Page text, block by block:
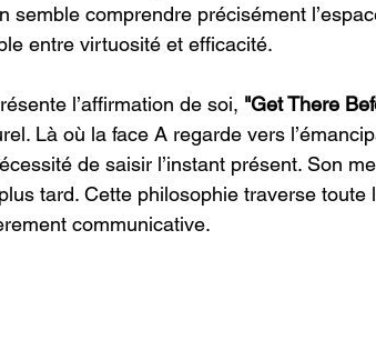
semble comprendre précisément
entre virtuosité et efficacité.
l’affirmation de soi, "Get There
Là où la face A regarde vers
de saisir l’instant présent. Son
tard. Cette philosophie traverse toute
communicative.